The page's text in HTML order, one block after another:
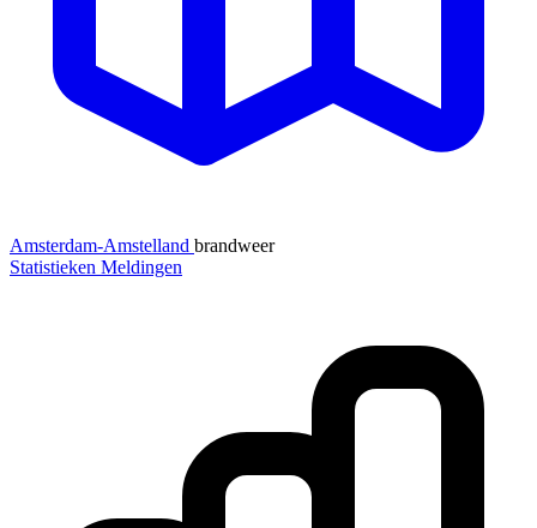
Amsterdam-Amstelland brandweer
Statistieken Meldingen